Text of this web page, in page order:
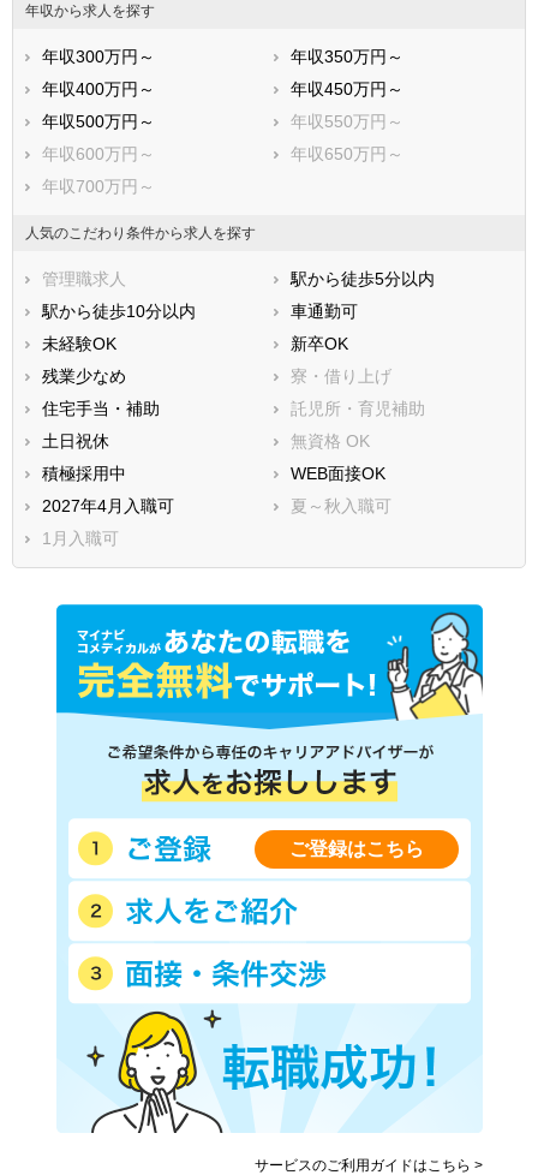
年収から求人を探す
年収300万円～
年収350万円～
年収400万円～
年収450万円～
年収500万円～
年収550万円～
年収600万円～
年収650万円～
年収700万円～
人気のこだわり条件から求人を探す
管理職求人
駅から徒歩5分以内
駅から徒歩10分以内
車通勤可
未経験OK
新卒OK
残業少なめ
寮・借り上げ
住宅手当・補助
託児所・育児補助
土日祝休
無資格 OK
積極採用中
WEB面接OK
2027年4月入職可
夏～秋入職可
1月入職可
ご登録はこちら
サービスのご利用ガイドはこちら >